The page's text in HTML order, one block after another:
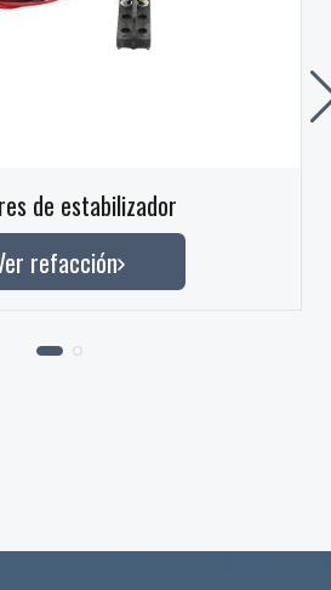
de estabilizador
refacción